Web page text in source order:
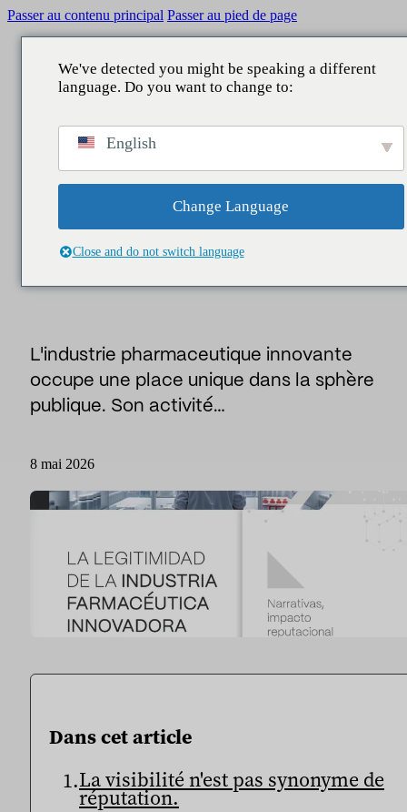
Passer au contenu principal Passer au pied de page
Législatif
Lac de données
Centre de contact
Assistants IA
Communication d'entreprise
Réputation et marque
Gestionnaires et leadership
Marketing et parrainage
Publics et territoire
institutions publiques
Études
Intelligence économique
Actualités
Rapports La légitimité de l'industrie
pharmaceutique innovante 2026 T1
Information,
LA LÉGITIMITÉ DE L'INDUSTRIE
PHARMACEUTIQUE INNOVANTE 2026
T1
L'industrie pharmaceutique innovante
occupe une place unique dans la sphère
publique. Son activité…
8 mai 2026
Dans cet article
La visibilité n'est pas synonyme de
réputation.
We've detected you might be speaking a different
language. Do you want to change to:
English
Change Language
Close and do not switch language